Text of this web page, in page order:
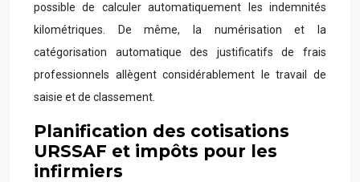
possible de calculer automatiquement les indemnités
kilométriques. De même, la numérisation et la
catégorisation automatique des justificatifs de frais
professionnels allègent considérablement le travail de
saisie et de classement.
Planification des cotisations
URSSAF et impôts pour les
infirmiers